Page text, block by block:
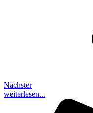
Nächster
weiterlesen...